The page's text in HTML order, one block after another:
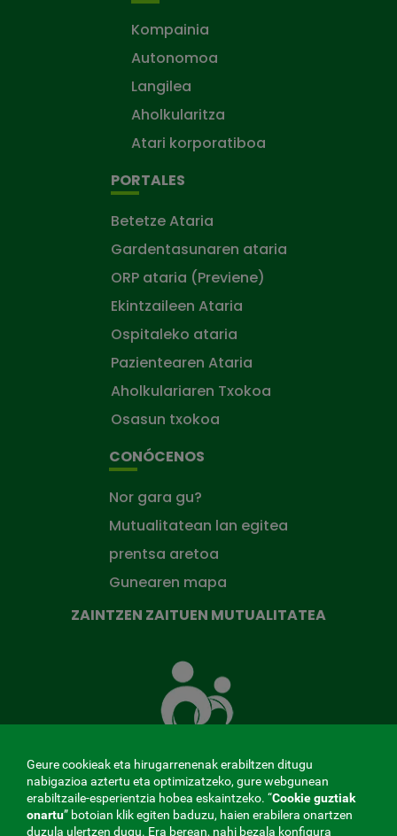
Kompainia
Autonomoa
Langilea
Aholkularitza
Atari korporatiboa
PORTALES
Betetze Ataria
Gardentasunaren ataria
ORP ataria (Previene)
Ekintzaileen Ataria
Ospitaleko ataria
Pazientearen Ataria
Aholkulariaren Txokoa
Osasun txokoa
CONÓCENOS
Nor gara gu?
Mutualitatean lan egitea
prentsa aretoa
Gunearen mapa
ZAINTZEN ZAITUEN MUTUALITATEA
zaituen
Mutua
MENÚ
Geure cookieak eta hirugarrenenak erabiltzen ditugu
nabigazioa aztertu eta optimizatzeko, gure webgunean
erabiltzaile-esperientzia hobea eskaintzeko. “Cookie guztiak
onartu” botoian klik egiten baduzu, haien erabilera onartzen
duzula ulertzen dugu. Era berean, nahi bezala konfigura